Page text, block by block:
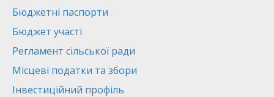
Бюджетні паспорти
Бюджет участі
Регламент сільської ради
Місцеві податки та збори
Інвестиційний профіль